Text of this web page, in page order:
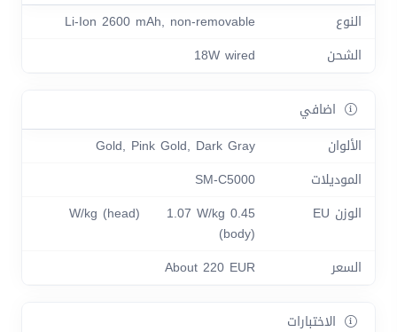
النوع
Li-Ion 2600 mAh, non-removable
الشحن
18W wired
اضافي
الألوان
Gold, Pink Gold, Dark Gray
الموديلات
SM-C5000
الوزن EU
0.45 W/kg (head) 1.07 W/kg
(body)
السعر
About 220 EUR
الاختبارات